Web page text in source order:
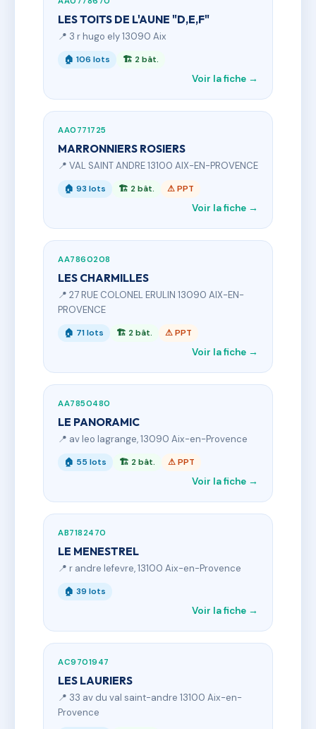
LES TOITS DE L'AUNE "D,E,F"
📍 3 r hugo ely 13090 Aix
🏠 106 lots 🏗 2 bât.
Voir la fiche →
AA0771725
MARRONNIERS ROSIERS
📍 VAL SAINT ANDRE 13100 AIX-EN-PROVENCE
🏠 93 lots 🏗 2 bât. ⚠ PPT
Voir la fiche →
AA7860208
LES CHARMILLES
📍 27 RUE COLONEL ERULIN 13090 AIX-EN-
PROVENCE
🏠 71 lots 🏗 2 bât. ⚠ PPT
Voir la fiche →
AA7850480
LE PANORAMIC
📍 av leo lagrange, 13090 Aix-en-Provence
🏠 55 lots 🏗 2 bât. ⚠ PPT
Voir la fiche →
AB7182470
LE MENESTREL
📍 r andre lefevre, 13100 Aix-en-Provence
🏠 39 lots
Voir la fiche →
AC9701947
LES LAURIERS
📍 33 av du val saint-andre 13100 Aix-en-
Provence